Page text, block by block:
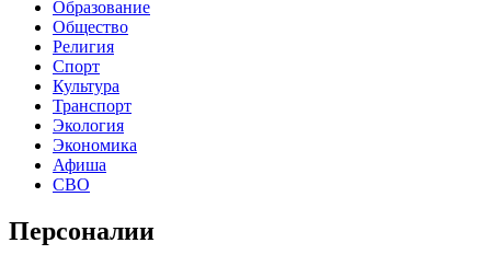
Образование
Общество
Религия
Спорт
Культура
Транспорт
Экология
Экономика
Афиша
СВО
Персоналии